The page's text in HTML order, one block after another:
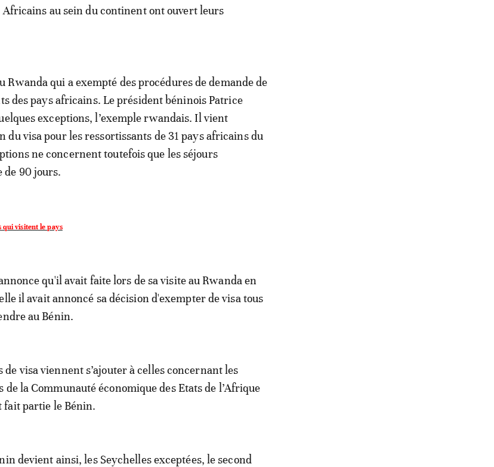
au sein du continent ont ouvert leurs
Rwanda qui a exempté des procédures de demande de
des pays africains. Le président béninois Patrice
exceptions, l’exemple rwandais. Il vient
du visa pour les ressortissants de 31 pays africains du
ne concernent toutefois que les séjours
de 90 jours.
qui visitent le pays
qu'il avait faite lors de sa visite au Rwanda en
il avait annoncé sa décision d'exempter de visa tous
au Bénin.
de visa viennent s’ajouter à celles concernant les
de la Communauté économique des Etats de l’Afrique
fait partie le Bénin.
devient ainsi, les Seychelles exceptées, le second